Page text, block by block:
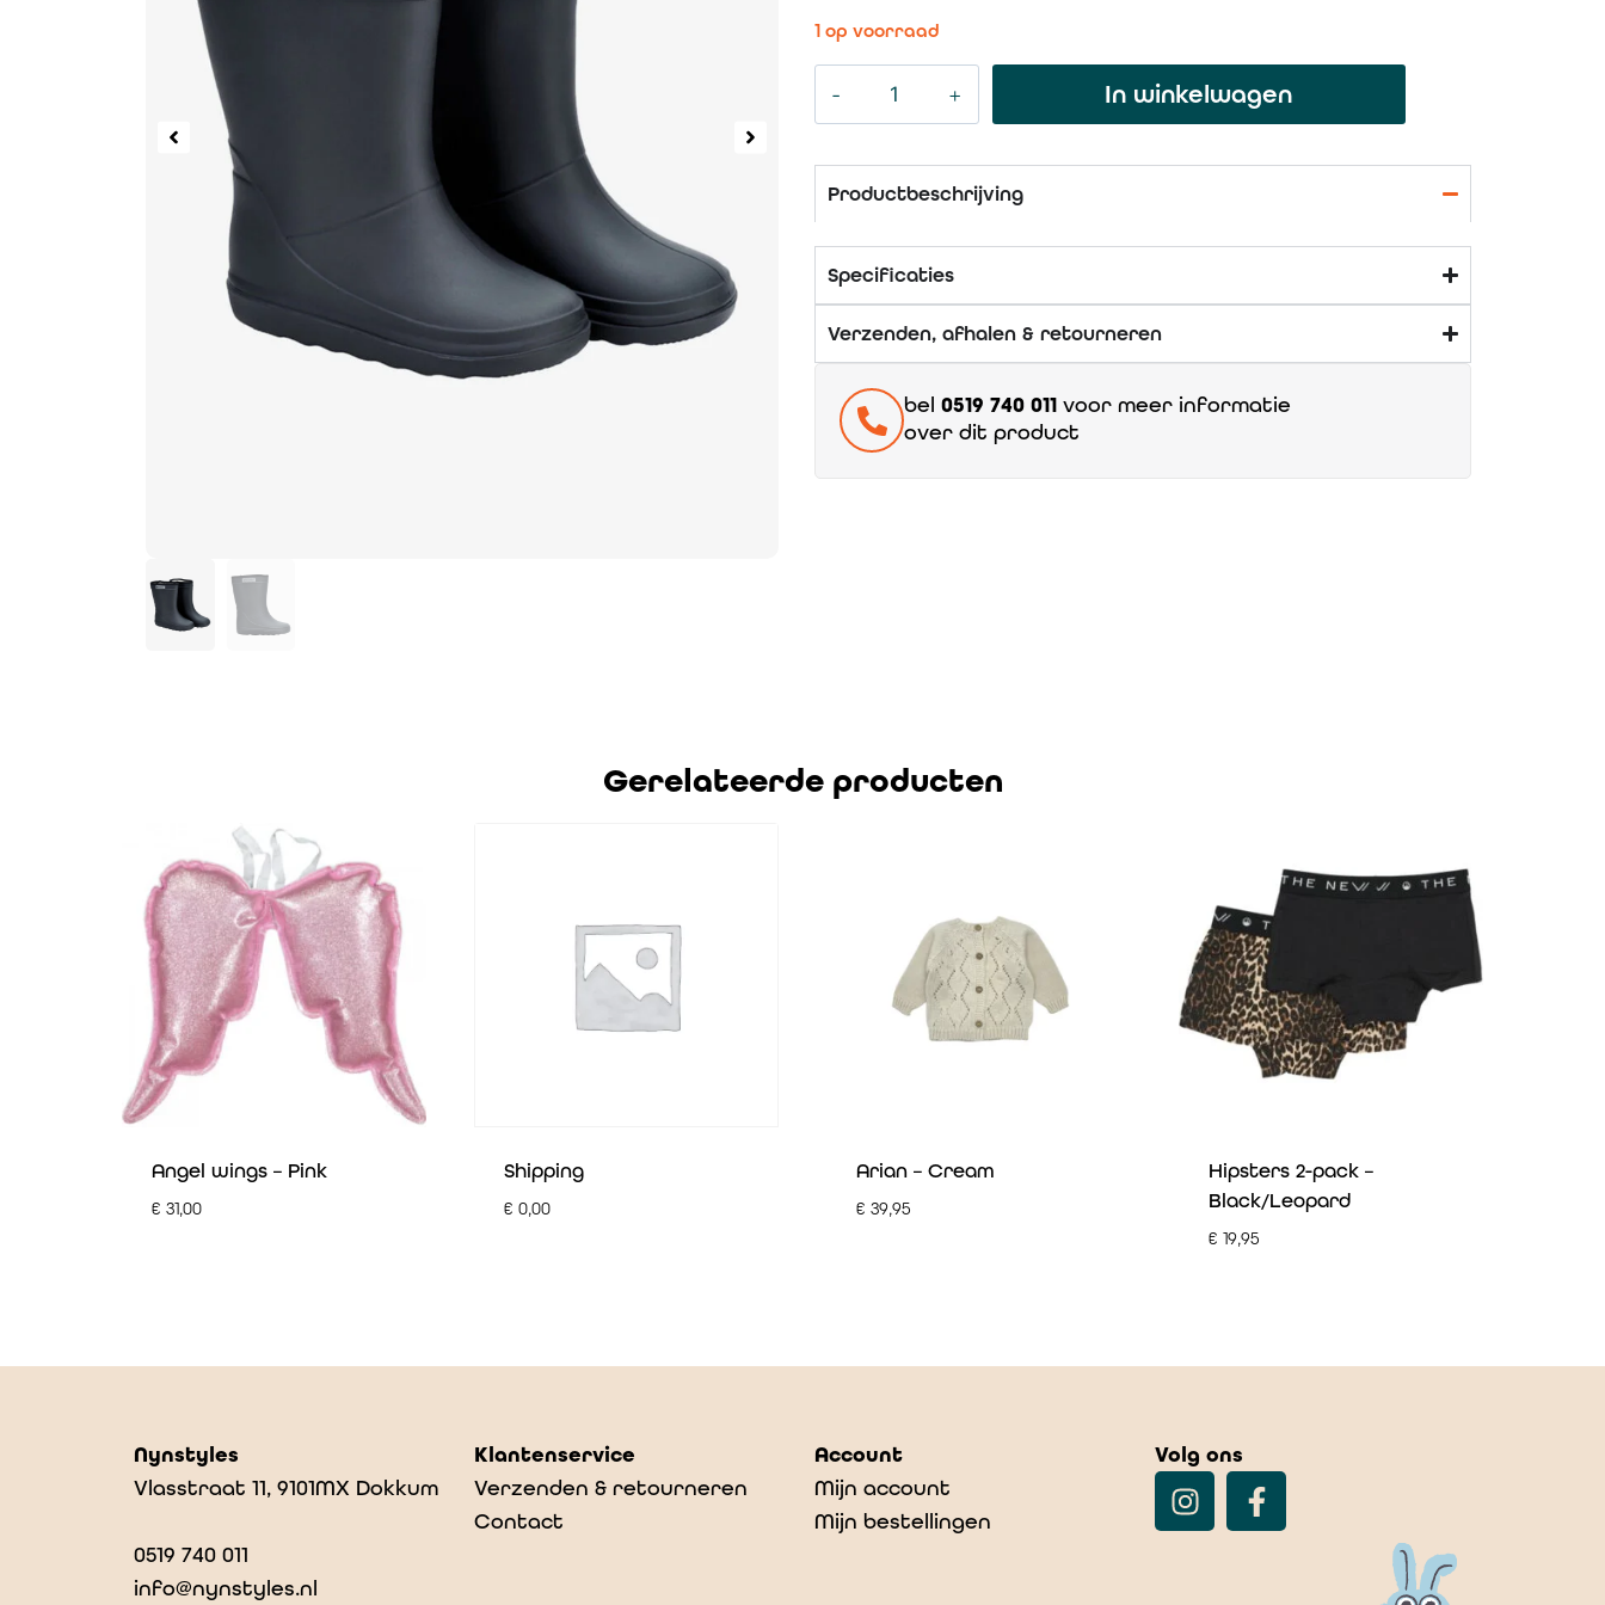
1 op voorraad
In winkelwagen
Productbeschrijving
Specificaties
Verzenden, afhalen & retourneren
bel 0519 740 011 voor meer informatie
over dit product
Gerelateerde producten
Angel wings – Pink
€ 31,00
Shipping
€ 0,00
Arian – Cream
€ 39,95
Hipsters 2-pack –
Black/Leopard
€ 19,95
Nynstyles
Vlasstraat 11, 9101MX Dokkum
0519 740 011
info@nynstyles.nl
Klantenservice
Verzenden & retourneren
Contact
Account
Mijn account
Mijn bestellingen
Volg ons